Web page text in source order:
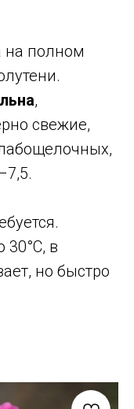
на полном
,
свежие,
30°С, в
но быстро